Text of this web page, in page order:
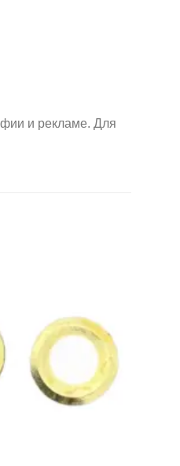
и рекламе. Для